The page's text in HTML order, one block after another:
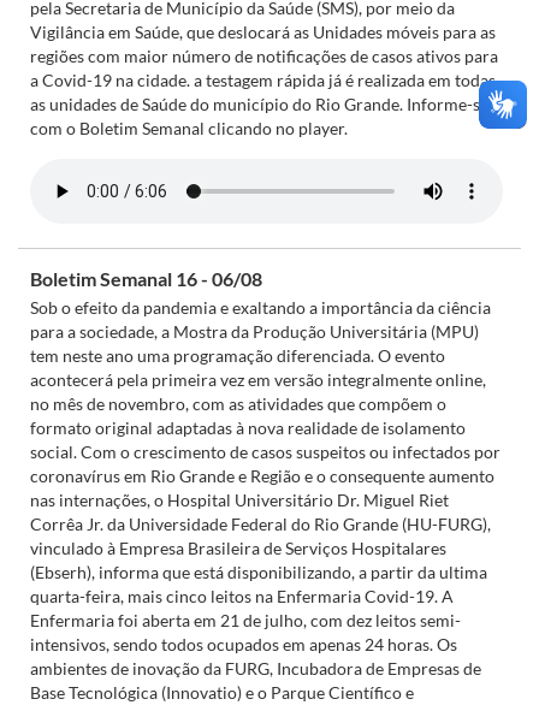
pela Secretaria de Município da Saúde (SMS), por meio da
Vigilância em Saúde, que deslocará as Unidades móveis para as
regiões com maior número de notificações de casos ativos para
a Covid-19 na cidade. a testagem rápida já é realizada em todas
as unidades de Saúde do município do Rio Grande. Informe-se
com o Boletim Semanal clicando no player.
Boletim Semanal 16 - 06/08
Sob o efeito da pandemia e exaltando a importância da ciência
para a sociedade, a Mostra da Produção Universitária (MPU)
tem neste ano uma programação diferenciada. O evento
acontecerá pela primeira vez em versão integralmente online,
no mês de novembro, com as atividades que compõem o
formato original adaptadas à nova realidade de isolamento
social. Com o crescimento de casos suspeitos ou infectados por
coronavírus em Rio Grande e Região e o consequente aumento
nas internações, o Hospital Universitário Dr. Miguel Riet
Corrêa Jr. da Universidade Federal do Rio Grande (HU-FURG),
vinculado à Empresa Brasileira de Serviços Hospitalares
(Ebserh), informa que está disponibilizando, a partir da ultima
quarta-feira, mais cinco leitos na Enfermaria Covid-19. A
Enfermaria foi aberta em 21 de julho, com dez leitos semi-
intensivos, sendo todos ocupados em apenas 24 horas. Os
ambientes de inovação da FURG, Incubadora de Empresas de
Base Tecnológica (Innovatio) e o Parque Científico e